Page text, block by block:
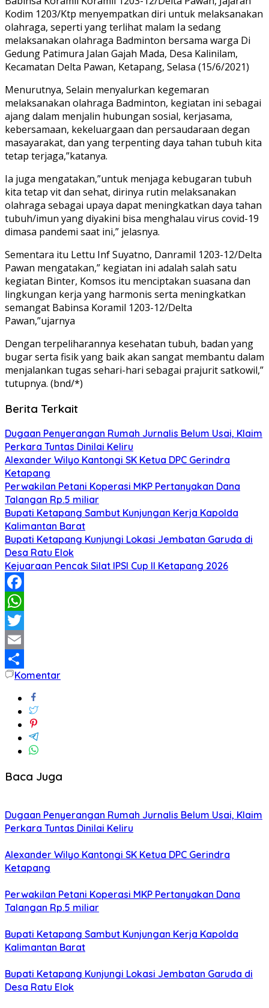
Kodim 1203/Ktp menyempatkan diri untuk melaksanakan
olahraga, seperti yang terlihat malam Ia sedang
melaksanakan olahraga Badminton bersama warga Di
Gedung Patimura Jalan Gajah Mada, Desa Kalinilam,
Kecamatan Delta Pawan, Ketapang, Selasa (15/6/2021)
Menurutnya, Selain menyalurkan kegemaran
melaksanakan olahraga Badminton, kegiatan ini sebagai
ajang dalam menjalin hubungan sosial, kerjasama,
kebersamaan, kekeluargaan dan persaudaraan degan
masayarakat, dan yang terpenting daya tahan tubuh kita
tetap terjaga,”katanya.
Ia juga mengatakan,”untuk menjaga kebugaran tubuh
kita tetap vit dan sehat, dirinya rutin melaksanakan
olahraga sebagai upaya dapat meningkatkan daya tahan
tubuh/imun yang diyakini bisa menghalau virus covid-19
dimasa pandemi saat ini,” jelasnya.
Sementara itu Lettu Inf Suyatno, Danramil 1203-12/Delta
Pawan mengatakan,” kegiatan ini adalah salah satu
kegiatan Binter, Komsos itu menciptakan suasana dan
lingkungan kerja yang harmonis serta meningkatkan
semangat Babinsa Koramil 1203-12/Delta
Pawan,”ujarnya
Dengan terpeliharannya kesehatan tubuh, badan yang
bugar serta fisik yang baik akan sangat membantu dalam
menjalankan tugas sehari-hari sebagai prajurit satkowil,”
tutupnya. (bnd/*)
Berita Terkait
Dugaan Penyerangan Rumah Jurnalis Belum Usai, Klaim
Perkara Tuntas Dinilai Keliru
Alexander Wilyo Kantongi SK Ketua DPC Gerindra
Ketapang
Perwakilan Petani Koperasi MKP Pertanyakan Dana
Talangan Rp.5 miliar
Bupati Ketapang Sambut Kunjungan Kerja Kapolda
Kalimantan Barat
Bupati Ketapang Kunjungi Lokasi Jembatan Garuda di
Desa Ratu Elok
Kejuaraan Pencak Silat IPSI Cup II Ketapang 2026
Facebook
WhatsApp
Twitter
Email
Share
Komentar
Baca Juga
Dugaan Penyerangan Rumah Jurnalis Belum Usai, Klaim
Perkara Tuntas Dinilai Keliru
Alexander Wilyo Kantongi SK Ketua DPC Gerindra
Ketapang
Perwakilan Petani Koperasi MKP Pertanyakan Dana
Talangan Rp.5 miliar
Bupati Ketapang Sambut Kunjungan Kerja Kapolda
Kalimantan Barat
Bupati Ketapang Kunjungi Lokasi Jembatan Garuda di
Desa Ratu Elok